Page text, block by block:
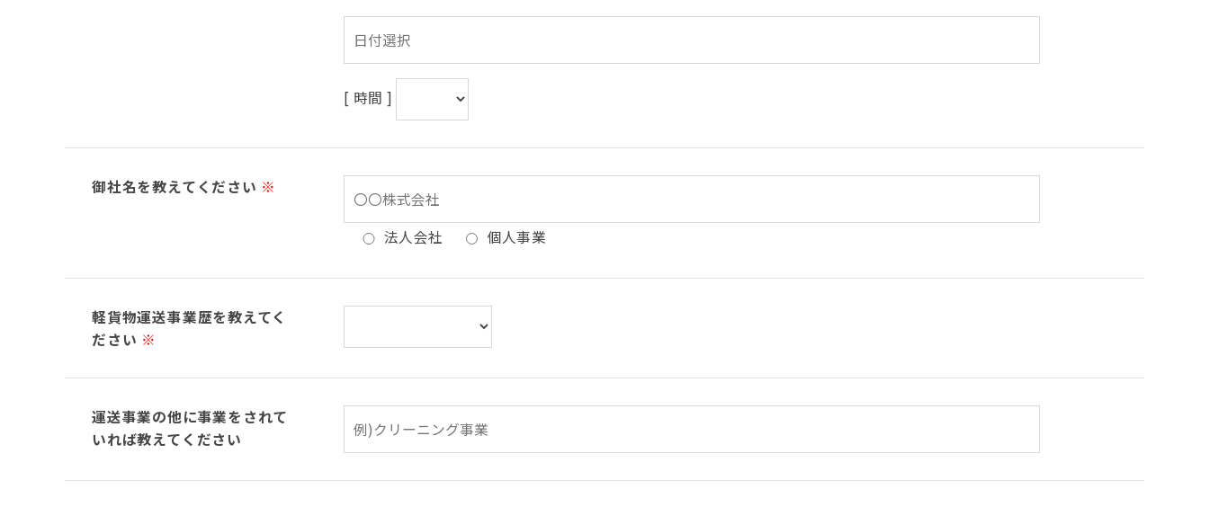
[ 時間 ]
御社名を教えてください ※
法人会社 個人事業
軽貨物運送事業歴を教えてく
ださい ※
運送事業の他に事業をされて
いれば教えてください